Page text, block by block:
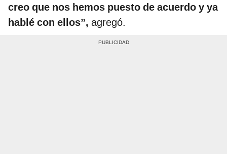
creo que nos hemos puesto de acuerdo y ya
hablé con ellos”, agregó.